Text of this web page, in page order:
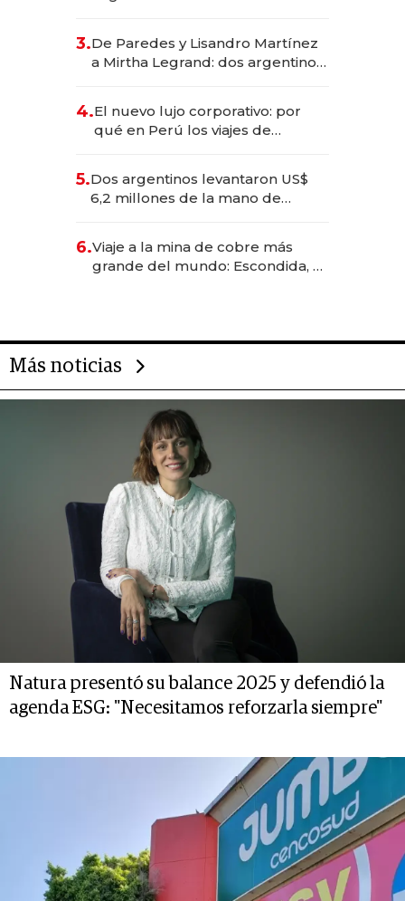
las marcas "fast premium"
3.De Paredes y Lisandro Martínez
a Mirtha Legrand: dos argentinos
4.El nuevo lujo corporativo: por
qué en Perú los viajes de
para convertirse en experiencias
transformadoras
5.Dos argentinos levantaron US$
6,2 millones de la mano de
6.Viaje a la mina de cobre más
grande del mundo: Escondida, el
Más noticias
Natura presentó su balance 2025 y defendió la
agenda ESG: "Necesitamos reforzarla siempre"